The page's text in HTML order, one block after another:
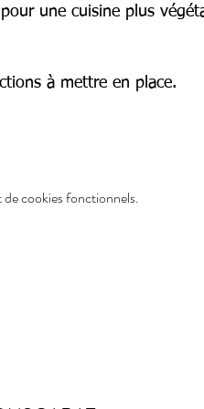
une cuisine plus
à mettre en place.
de cookies fonctionnels.